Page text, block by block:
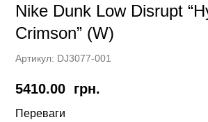
Nike Dunk Low Disrupt
Crimson” (W)
Артикул: DJ3077-001
5410.00 грн.
Переваги